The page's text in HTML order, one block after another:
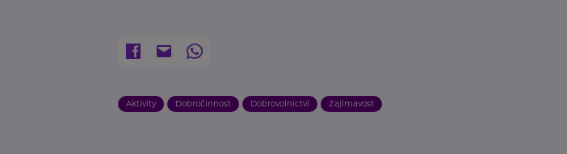
Aktivity Dobročinnost Dobrovolnictví Zajímavost